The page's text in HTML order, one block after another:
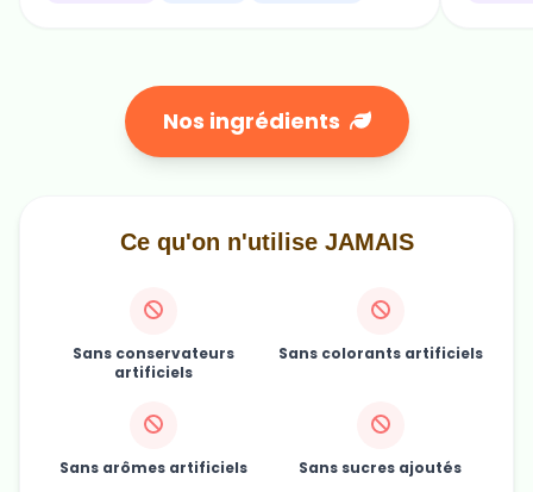
Nos ingrédients
Ce qu'on n'utilise JAMAIS
Sans conservateurs
artificiels
Sans colorants artificiels
Sans arômes artificiels Sans sucres ajoutés